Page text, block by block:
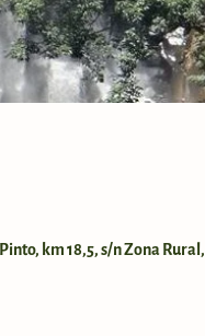
km 18,5, s/n Zona Rural,